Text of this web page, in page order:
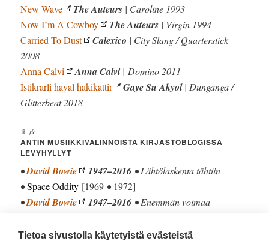
New Wave
The Auteurs | Caroline 1993
Now I’m A Cowboy
The Auteurs | Virgin 1994
Carried To Dust
Calexico | City Slang / Quarterstick
2008
Anna Calvi
Anna Calvi | Domino 2011
İstikrarli hayal hakikattir
Gaye Su Akyol| Dunganga /
Glitterbeat 2018
📱🎶
ANTIN MUSIIKKIVALINNOISTA KIRJASTOBLOGISSA
LEVYHYLLYT
•David Bowie 1947–2016 • Lähtölaskenta tähtiin
•Space Oddity [1969 • 1972]
•David Bowie 1947–2016 • Enemmän voimaa
rauhallisuudesta •hours…[1999]
•David Bowie 1947–2016• jazzia ja rockia
Tietoa sivustolla käytetyistä evästeistä